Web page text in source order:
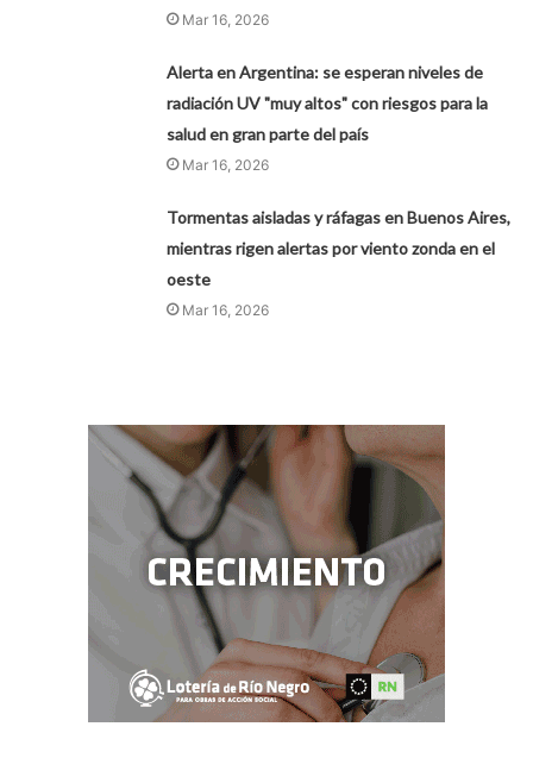
Mar 16, 2026
Alerta en Argentina: se esperan niveles de
radiación UV "muy altos" con riesgos para la
salud en gran parte del país
Mar 16, 2026
Tormentas aisladas y ráfagas en Buenos Aires,
mientras rigen alertas por viento zonda en el
oeste
Mar 16, 2026